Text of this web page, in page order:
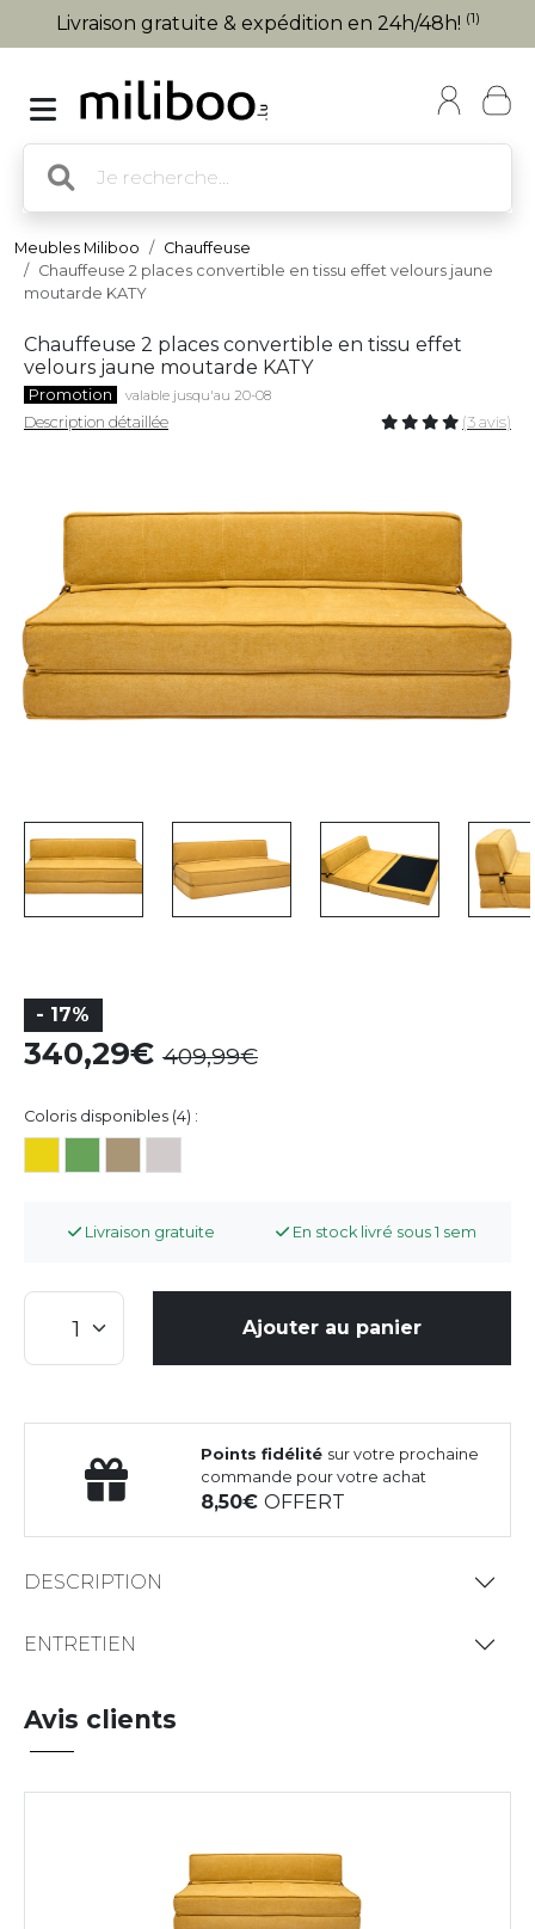
Livraison gratuite & expédition en 24h/48h! (1)
Meubles Miliboo
Chauffeuse
Chauffeuse 2 places convertible en tissu effet velours jaune
moutarde KATY
Chauffeuse 2 places convertible en tissu effet
velours jaune moutarde KATY
Promotion valable jusqu'au 20-08
Description détaillée (3 avis)
- 17%
340,29 409,99
Coloris disponibles (4) :
Livraison gratuite En stock livré sous 1 sem
Ajouter au panier
Points fidélité sur votre prochaine
commande pour votre achat
8,50OFFERT
DESCRIPTION
ENTRETIEN
Avis clients